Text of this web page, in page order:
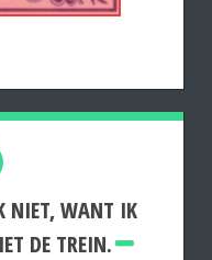
NIET, WANT IK
DE TREIN.